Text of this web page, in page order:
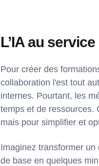
L’IA au
Pour créer des
collaboration l'est tout
internes. Pourtant, les
temps et de ressources.
mais pour simplifier et
Imaginez transformer
de base en quelques